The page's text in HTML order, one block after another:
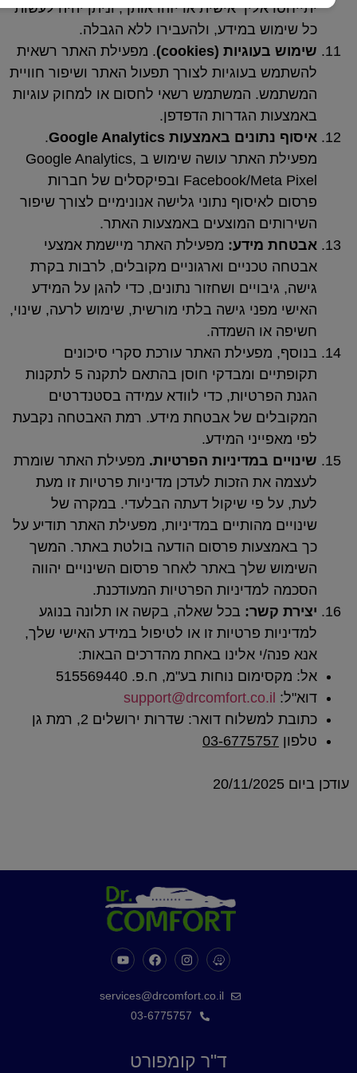
אליך אישית או יזהו אותך, וניתן יהיה לעשות
במידע, ולהעבירו ללא הגבלה.
(
cookies
). מפעילת האתר רשאית
בעוגיות לצורך תפעול האתר ושיפור חוויית
המשתמש רשאי לחסום או למחוק עוגיות
הגדרות הדפדפן.
נתונים באמצעותGoogle Analytics
.
מפעילת האתר עושה שימוש ב Google Analytics,
Facebook/Meta Pixel ובפיקסלים של חברות
נתוני גלישה אנונימיים לצורך שיפור
המוצעים באמצעות האתר.
מידע:מפעילת האתר מיישמת אמצעי
וארגוניים מקובלים, לרבות בקרת
ושחזור נתונים, כדי להגן על המידע
גישה בלתי מורשית, שימוש לרעה, שינוי,
או השמדה.
מפעילת האתר עורכת סקרי סיכונים
תקופתיים ומבדקי חוסן בהתאם לתקנה 5 לתקנות
כדי לוודא עמידה בסטנדרטים
של אבטחת מידע. רמת האבטחה נקבעת
המידע.
במדיניות הפרטיות.מפעילת האתר שומרת
הזכות לעדכן מדיניות פרטיות זו מעת
פי שיקול דעתה הבלעדי. במקרה של
מהותיים במדיניות, מפעילת האתר תודיע על
פרסום הודעה בולטת באתר. המשך
שלך באתר לאחר פרסום השינויים יהווה
הפרטיות המעודכנת.
קשר: בכל שאלה, בקשה או תלונה בנוגע
פרטיות זו או לטיפול במידע האישי שלך,
י אלינו באחת מהדרכים הבאות:
נוחות בע"מ, ח.פ. 515569440
support@drcomfort.co.il
דואר: שדרות ירושלים 2, רמת גן
03-
services@drcomfort.co.il
ד"ר קומפורט